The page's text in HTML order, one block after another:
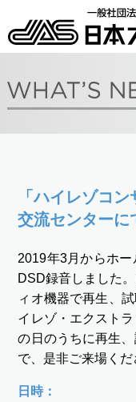
「ハイレゾコ
交流センターに
2019年3月からホ
DSD録音しました
ィオ機器で再生、
イレゾ・エクスト
の日のうちに再生
で、是非ご来場くだ
日時：